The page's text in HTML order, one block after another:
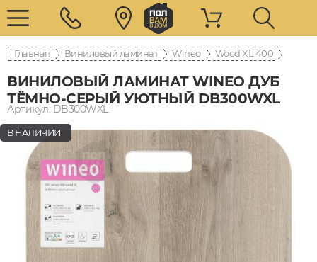
Главная Виниловый ламинат Wineo 400 Wood XL
ВИНИЛОВЫЙ ЛАМИНАТ WINEO ДУБ
ТЁМНО-СЕРЫЙ УЮТНЫЙ DB300WXL
Артикул: DB300WXL
В НАЛИЧИИ